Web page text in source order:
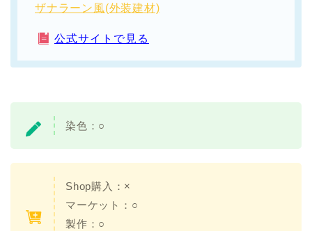
ザナラーン風(外装建材)
公式サイトで見る
染色： ○
Shop購入：×
マーケット：○
製作：○